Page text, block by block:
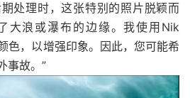
处理时，这张特别的照片脱颖而
大浪或瀑布的边缘。我使用Nik
色，以增强印象。因此，您可能希
事故。”